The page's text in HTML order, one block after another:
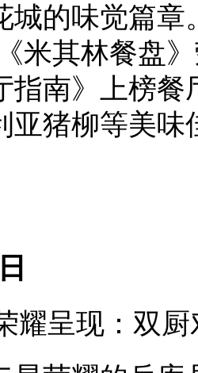
城的味觉篇章
米其林餐盘
指南》上榜
亚猪柳等美
耀呈现：双